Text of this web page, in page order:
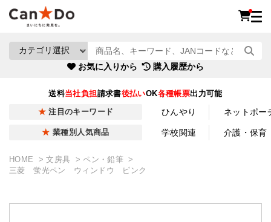
お気に入りから 購入履歴から
送料当社負担請求書後払いOK各種帳票出力可能
注目のキーワード ひんやり ネットポー
業種別人気商品 学校関連 介護・保育
HOME 文房具
ペン・鉛筆
三菱 蛍光ペン ウィンドウ ピンク